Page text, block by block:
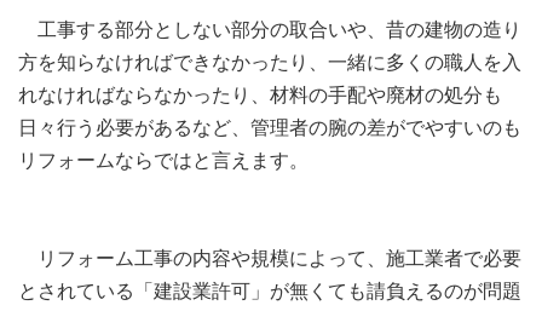
工事する部分としない部分の取合いや、昔の建物の造り
方を知らなければできなかったり、一緒に多くの職人を入
れなければならなかったり、材料の手配や廃材の処分も
日々行う必要があるなど、管理者の腕の差がでやすいのも
リフォームならではと言えます。
リフォーム工事の内容や規模によって、施工業者で必要
とされている「建設業許可」が無くても請負えるのが問題